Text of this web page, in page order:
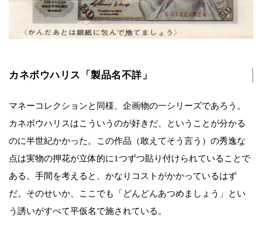
カネボウハリス「製品名不詳」
マネーコレクションと同様、企画物の一シリーズであろう。
カネボウハリスはこういうのが好きだ、ということが分かる
のに半世紀かかった。この作品（敢えてそう言う）の秀逸な
点は実物の押花が立体的に1つずつ貼り付けられていることで
ある。手間を考えると、かなりコストがかかっているはず
だ。そのせいか、ここでも「どんどんあつめましょう」とい
う誘いがすべて平仮名で施されている。